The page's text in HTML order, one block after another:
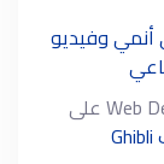
أنمي وفيديو
Webعلى
تحويل الصور إلى أنمي وفيديو بأسلوب Ghibli